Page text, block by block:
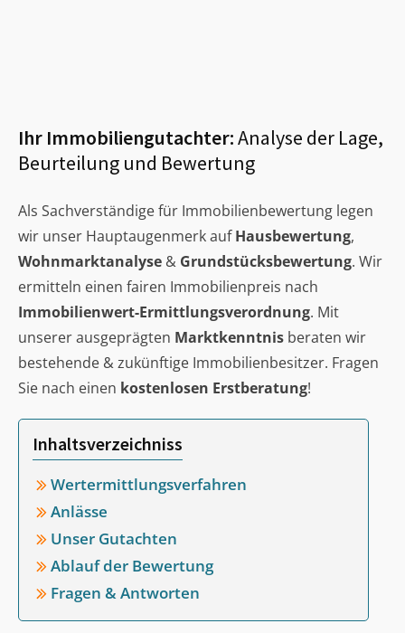
Ihr Immobiliengutachter:Analyse der Lage,
Beurteilung und Bewertung
Als Sachverständige für Immobilienbewertung legen
wir unser Hauptaugenmerk aufHausbewertung,
Wohnmarktanalyse & Grundstücksbewertung. Wir
ermitteln einen fairen Immobilienpreis nach
Immobilienwert-Ermittlungsverordnung. Mit
unserer ausgeprägten Marktkenntnis beraten wir
bestehende & zukünftige Immobilienbesitzer. Fragen
Sie nach einen kostenlosen Erstberatung!
Inhaltsverzeichniss
Wertermittlungsverfahren
Anlässe
Unser Gutachten
Ablauf der Bewertung
Fragen & Antworten